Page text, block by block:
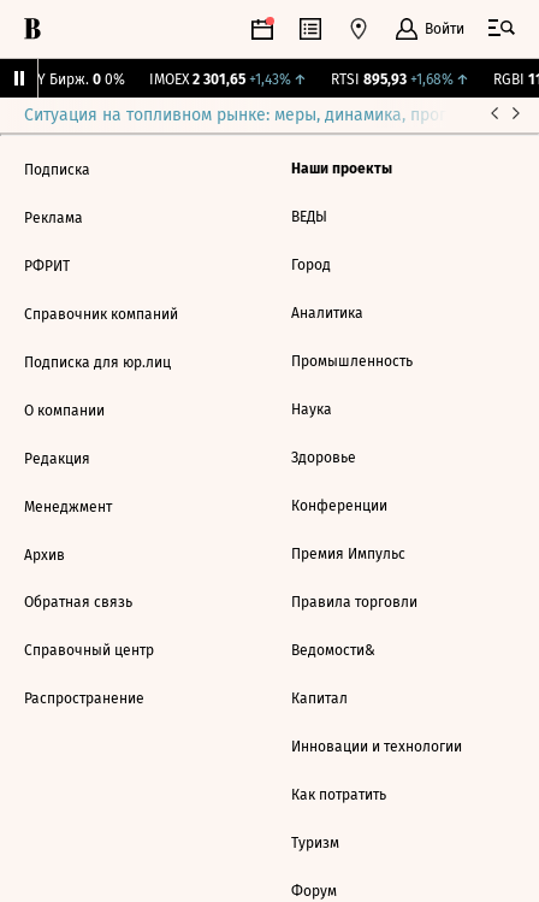
Войти
CNY Бирж. 0 0% IMOEX 2 301,65 +1,43%↑ RTSI 895,93 +1,68%↑ RGBI
Ситуация на топливном рынке: меры, динамика, прогнозы
Подписка
Реклама
РФРИТ
Справочник компаний
Подписка для юр.лиц
О компании
Редакция
Менеджмент
Архив
Обратная связь
Справочный центр
Распространение
Наши проекты
ВЕДЫ
Город
Аналитика
Промышленность
Наука
Здоровье
Конференции
Премия Импульс
Правила торговли
Ведомости&
Капитал
Инновации и технологии
Как потратить
Туризм
Форум